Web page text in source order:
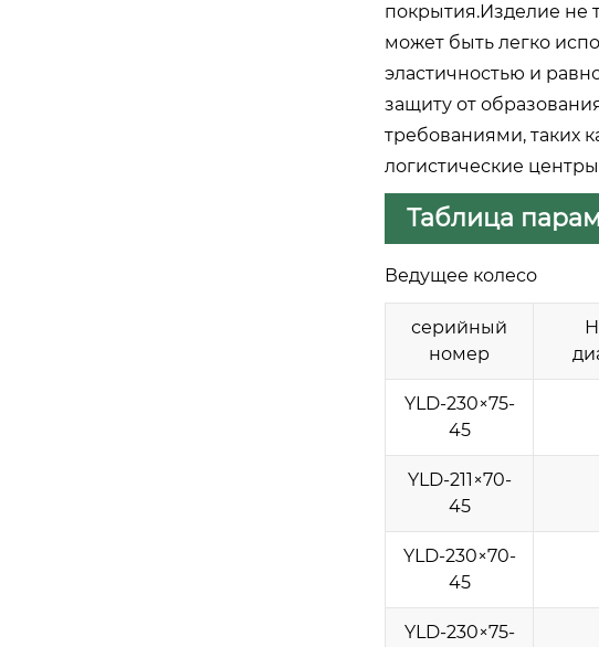
покрытия.Изделие не
может быть легко
эластичностью и
защиту от
требованиями, таких
логистические
Таблица
Ведущее колесо
серийный
номер
YLD-230×75-
45
YLD-211×70-
45
YLD-230×70-
45
YLD-230×75-